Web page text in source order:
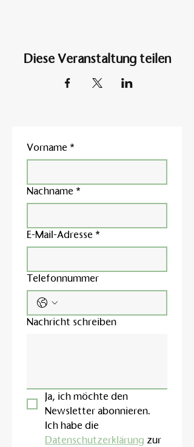
Diese Veranstaltung teilen
Vorname *
Nachname *
E-Mail-Adresse *
Telefonnummer
Nachricht schreiben
Ja, ich möchte den
Newsletter abonnieren.
Datenschutzerklärung zur